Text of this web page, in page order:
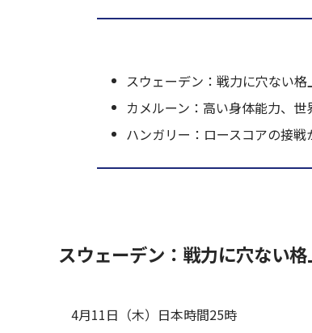
スウェーデン：戦力に穴ない
カメルーン：高い身体能力、
ハンガリー：ロースコアの接
スウェーデン：戦力に穴ない
4月11日（木）日本時間25時